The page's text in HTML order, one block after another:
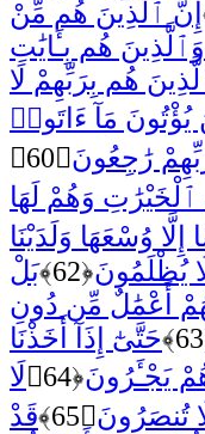
إِنَّ ٱلَّذِينَ هُم مِّنْ
وَٱلَّذِينَ هُم بِـَٔايَٰتِ
هُم بِرَبِّهِمْ لَا
يُؤْتُونَ مَآ ءَاتَوا۟
رَٰجِعُونَ﴿60﴾
وَهُمْ لَهَا
وُسْعَهَا وَلَدَيْنَا
يُظْلَمُونَ﴿62﴾
بَلْ
أَعْمَٰلٌ مِّن دُونِ
حَتَّىٰٓ إِذَآ أَخَذْنَا
يَجْـَٔرُونَ﴿64﴾
لَا
تُنصَرُونَ﴿65﴾
قَدْ